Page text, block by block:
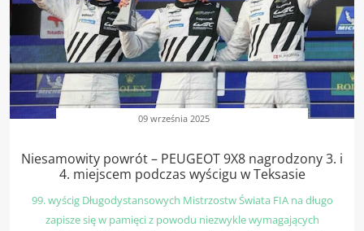
09 września 2025
Niesamowity powrót – PEUGEOT 9X8 nagrodzony 3. i
4. miejscem podczas wyścigu w Teksasie
99. wyścig Długodystansowych Mistrzostw Świata FIA na długo
zapisze się w pamięci z powodu niezwykle wymagających